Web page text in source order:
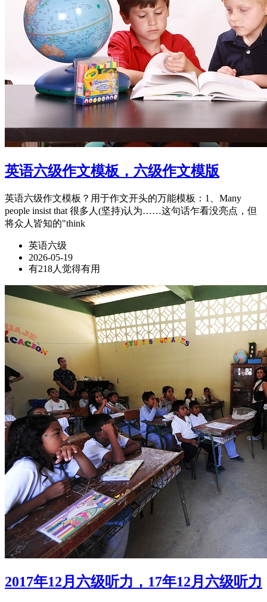
英语六级作文模板，六级作文模版
英语六级作文模板？用于作文开头的万能模板：1、Many
people insist that 很多人(坚持)认为……这句话乍看没亮点，但
将众人皆知的"think
英语六级
2026-05-19
有218人觉得有用
2017年12月六级听力，17年12月六级听力